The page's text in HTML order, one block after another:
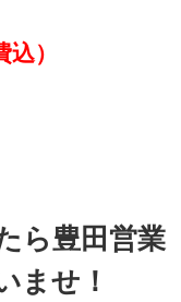
）
ら豊田営業
ませ！